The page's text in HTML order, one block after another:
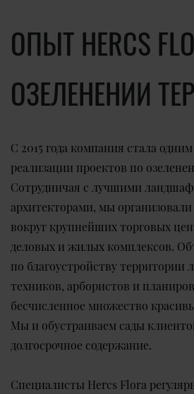
ОПЫТ HERCS
ОЗЕЛЕНЕНИИ
С 2015 года компания стала
реализации проектов по
Сотрудничая с лучшими
архитекторами, мы организовали
вокруг крупнейших торговых
деловых и жилых комплексов.
по благоустройству территории
техников, арбористов и
бесчисленное множество
Мы и обустраиваем сады
долгосрочное содержание.
Специалисты Hercs Flora